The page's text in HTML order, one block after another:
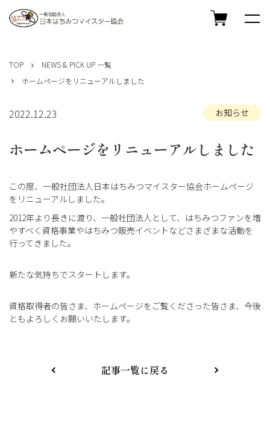
TOP
NEWS & PICK UP 一覧
ホームページをリニューアルしました
2022.12.23 お知らせ
ホームページをリニューアルしました
この度、一般社団法人日本はちみつマイスター協会ホームページ
をリニューアルしました。
2012年より長きに渡り、一般社団法人として、はちみつファンを増
やすべく資格事業やはちみつ販売イベントなどさまざまな活動を
行ってきました。
新たな気持ちでスタートします。
資格取得者の皆さま、ホームページをご覧くださった皆さま、今後
ともよろしくお願いいたします。
記事一覧に戻る